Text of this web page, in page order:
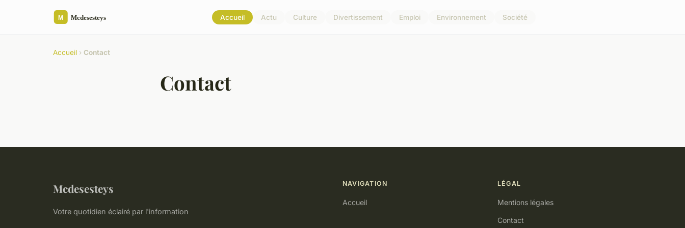
Accueil Actu Culture Divertissement Emploi Environnement Société
Accueil › Contact
Contact
Mcdesesteys
Votre quotidien éclairé par l'information
NAVIGATION
Accueil
LÉGAL
Mentions légales
Contact